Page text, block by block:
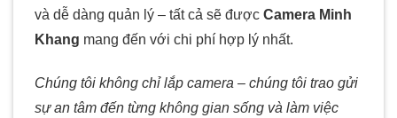
và dễ dàng quản lý – tất cả sẽ được Camera Minh
Khang mang đến với chi phí hợp lý nhất.
Chúng tôi không chỉ lắp camera – chúng tôi trao gửi
sự an tâm đến từng không gian sống và làm việc